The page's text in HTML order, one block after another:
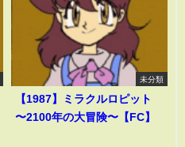
未分類
【1987】ミラクルロピット
〜2100年の大冒険〜【FC】